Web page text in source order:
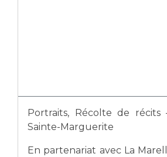
Portraits, Récolte de récits
Sainte-Marguerite
En partenariat avec La